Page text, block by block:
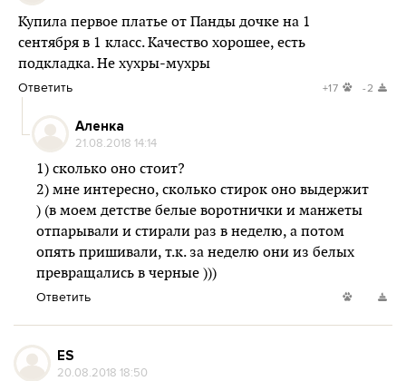
Купила первое платье от Панды дочке на 1
сентября в 1 класс. Качество хорошее, есть
подкладка. Не хухры-мухры
Ответить +17 -2
Аленка
21.08.2018 14:14
1) сколько оно стоит?
2) мне интересно, сколько стирок оно выдержит
) (в моем детстве белые воротнички и манжеты
отпарывали и стирали раз в неделю, а потом
опять пришивали, т.к. за неделю они из белых
превращались в черные )))
Ответить
ES
20.08.2018 18:50